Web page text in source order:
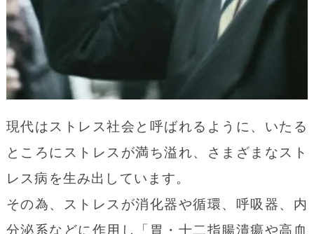
ら、症状も口の中に出ると思われるかもし
れませんが、その限りではないのが特徴で
す。その為、多くの方は最初に皮膚科へ行
かれることが多いようです。
お口の中の金属元素分析
現代はストレス社会と呼ばれるように、いたる
ところにストレスが満ち溢れ、さまざまなスト
レス病を生み出しています。
その為、ストレスが消化器や循環、呼吸器、内
分泌系などに作用し「胃・十二指腸潰瘍や高血